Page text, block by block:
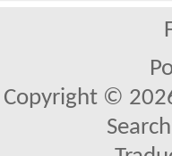
Copyright ©